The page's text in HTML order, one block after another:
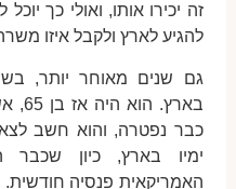
זה יכירו אותו, ואולי כך
להגיע לארץ ולקבל איזו
גם שנים מאוחר יותר,
כבר נפטרה, והוא חשב
ימיו בארץ, כיון
האמריקאית פנסיה חודשית.